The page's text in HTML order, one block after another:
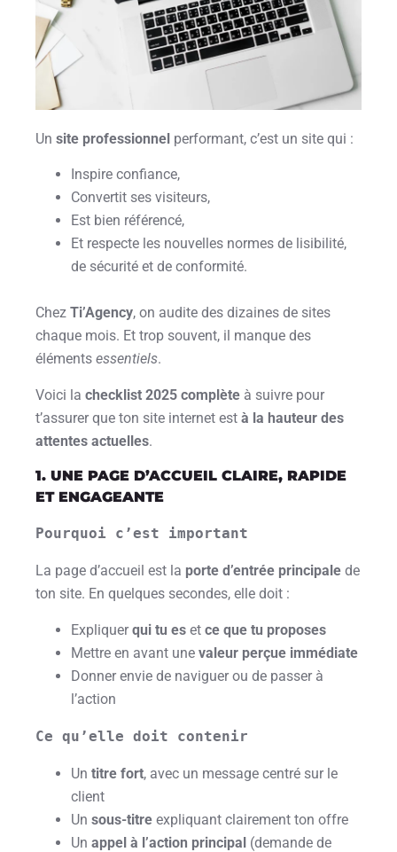
Un site professionnel performant, c’est un site qui :
Inspire confiance,
Convertit ses visiteurs,
Est bien référencé,
Et respecte les nouvelles normes de lisibilité,
de sécurité et de conformité.
Chez Ti’Agency, on audite des dizaines de sites
chaque mois. Et trop souvent, il manque des
éléments essentiels.
Voici la checklist 2025 complète à suivre pour
t’assurer que ton site internet est à la hauteur des
attentes actuelles.
1. UNE PAGE D’ACCUEIL CLAIRE, RAPIDE
ET ENGAGEANTE
Pourquoi c’est important
La page d’accueil est la porte d’entrée principale de
ton site. En quelques secondes, elle doit :
Expliquerqui tu es et ce que tu proposes
Mettre en avant une valeur perçue immédiate
Donner envie de naviguer ou de passer à
l’action
Ce qu’elle doit contenir
Un titre fort, avec un message centré sur le
client
Un sous-titre expliquant clairement ton offre
Un appel à l’action principal (demande de